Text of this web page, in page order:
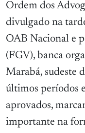
Ordem dos
divulgado na
OAB Nacional e
(FGV), banca
Marabá, sudeste
últimos períodos
aprovados,
importante na